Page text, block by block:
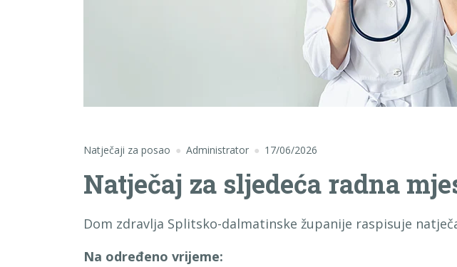
Natječaji za posao Administrator 17/06/2026
Natječaj za sljedeća radna
Dom zdravlja Splitsko-dalmatinske županije raspisuje
Na određeno vrijeme: